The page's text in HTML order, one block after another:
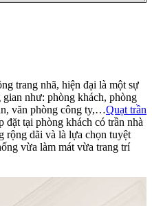
trang nhã, hiện đại là một sự
như: phòng khách, phòng
văn phòng công ty,…Quạt trần
tại phòng khách có trần nhà
rộng dãi và là lựa chọn tuyệt
vừa làm mát vừa trang trí